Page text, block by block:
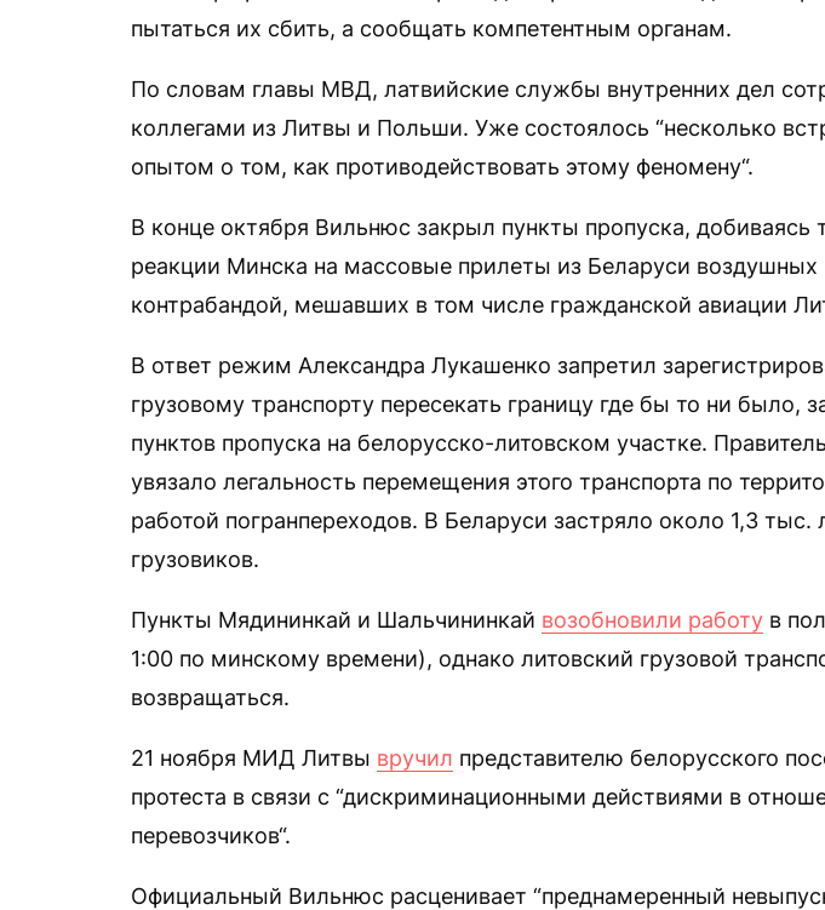
пытаться их сбить, а сообщать компетентным органам.
По словам главы МВД, латвийские службы внутренних дел
коллегами из Литвы и Польши. Уже состоялось “несколько
опытом о том, как противодействовать этому феномену“.
В конце октября Вильнюс закрыл пункты пропуска, добиваясь
реакции Минска на массовые прилеты из Беларуси
контрабандой, мешавших в том числе гражданской авиации
В ответ режим Александра Лукашенко запретил
грузовому транспорту пересекать границу где бы то ни было,
пунктов пропуска на белорусско-литовском участке.
увязало легальность перемещения этого транспорта по
работой погранпереходов. В Беларуси застряло около 1,3 тыс.
грузовиков.
Пункты Мядининкай и Шальчининкай возобновили работу в
1:00 по минскому времени), однако литовский грузовой
возвращаться.
21 ноября МИД Литвы вручил представителю белорусского
протеста в связи с “дискриминационными действиями в
перевозчиков“.
Официальный Вильнюс расценивает “преднамеренный